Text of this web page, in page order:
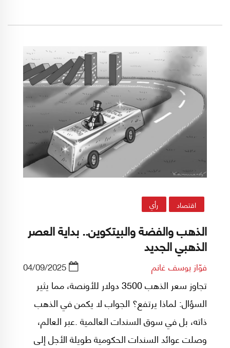
اقتصاد رأي
الذهب والفضة والبيتكوين.. بداية العصر
الذهبي الجديد
فوّاز يوسف غانم 04/09/2025
تجاوز سعر الذهب 3500 دولار للأونصة، مما يثير
السؤال: لماذا يرتفع؟ الجواب لا يكمن في الذهب
ذاته، بل في سوق السندات العالمية .عبر العالم،
وصلت عوائد السندات الحكومية طويلة الأجل إلى